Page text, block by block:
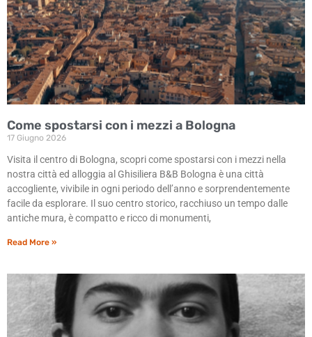
Come spostarsi con i mezzi a Bologna
17 Giugno 2026
Visita il centro di Bologna, scopri come spostarsi con i mezzi nella
nostra città ed alloggia al Ghisiliera B&B Bologna è una città
accogliente, vivibile in ogni periodo dell’anno e sorprendentemente
facile da esplorare. Il suo centro storico, racchiuso un tempo dalle
antiche mura, è compatto e ricco di monumenti,
Read More »